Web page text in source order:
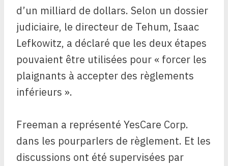
d’un milliard de dollars. Selon un dossier
judiciaire, le directeur de Tehum, Isaac
Lefkowitz, a déclaré que les deux étapes
pouvaient être utilisées pour « forcer les
plaignants à accepter des règlements
inférieurs ».
Freeman a représenté YesCare Corp.
dans les pourparlers de règlement. Et les
discussions ont été supervisées par